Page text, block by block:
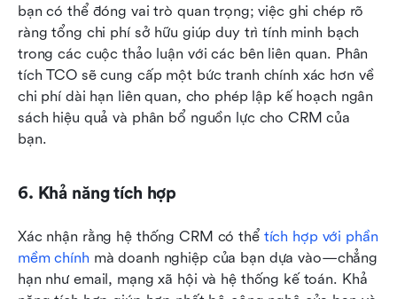
bạn có thể đóng vai trò quan trọng; việc ghi chép rõ
ràng tổng chi phí sở hữu giúp duy trì tính minh bạch
trong các cuộc thảo luận với các bên liên quan. Phân
tích TCO sẽ cung cấp một bức tranh chính xác hơn về
chi phí dài hạn liên quan, cho phép lập kế hoạch ngân
sách hiệu quả và phân bổ nguồn lực cho CRM của
bạn.
6. Khả năng tích hợp
Xác nhận rằng hệ thống CRM có thể tích hợp với phần
mềm chính mà doanh nghiệp của bạn dựa vào—chẳng
hạn như email, mạng xã hội và hệ thống kế toán. Khả